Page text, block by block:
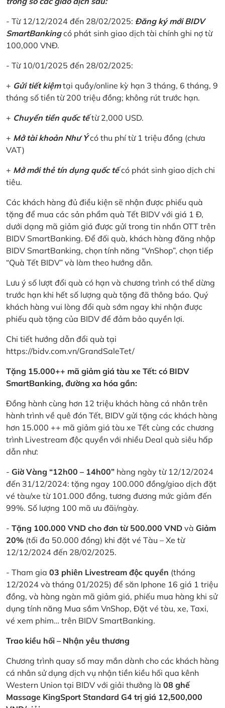
- Từ 12/12/2024 đến 28/02/2025: Đăng ký mới BIDV
SmartBankingcó phát sinh giao dịch tài chính ghi nợ từ
100,000 VNĐ.
- Từ 10/01/2025 đến 28/02/2025:
+ Gửi tiết kiệmtại quầy/online kỳ hạn 3 tháng, 6 tháng, 9
tháng số tiền từ 200 triệu đồng; không rút trước hạn.
+ Chuyển tiền quốc tếtừ 2,000 USD.
+ Mở tài khoản Như Ýcó thu phí từ 1 triệu đồng (chưa
VAT)
+ Mở mới thẻ tín dụng quốc tếcó phát sinh giao dịch chi
tiêu.
Các khách hàng đủ điều kiện sẽ nhận được phiếu quà
tặng để mua các sản phẩm quà Tết BIDV với giá 1 Đ,
dưới dạng mã giảm giá được gửi trong tin nhắn OTT trên
BIDV SmartBanking. Để đối quà, khách hàng đăng nhập
BIDV SmartBanking, chọn tính năng “VnShop”, chọn tiếp
“Quà Tết BIDV” và làm theo hướng dẫn.
Lưu ý số lượt đổi quà có hạn và chương trình có thể dừng
trước hạn khi hết số lượng quà tặng đã thông báo. Quý
khách hàng vui lòng đổi quà sớm ngay khi nhận được
phiếu quà tặng của BIDV để đảm bảo quyền lợi.
Chi tiết hướng dẫn đổi quà tại
https://bidv.com.vn/GrandSaleTet/
Tặng 15.000++ mã giảm giá tàu xe Tết: có BIDV
SmartBanking, đường xa hóa gần:
Đồng hành cùng hơn 12 triệu khách hàng cá nhân trên
hành trình về quê đón Tết, BIDV gửi tặng các khách hàng
hơn 15.000 ++ mã giảm giá tàu xe Tết cùng các chương
trình Livestream độc quyền với nhiều Deal quà siêu hấp
dẫn như:
- Giờ Vàng “12h00 – 14h00” hàng ngày từ 12/12/2024
đến 31/12/2024: tặng ngay 100.000 đồng/giao dịch đặt
vé tàu/xe từ 101.000 đồng, tương đương mức giảm đến
99%. Số lượng 100 mã ưu đãi/ngày.
- Tặng 100.000 VND cho đơn từ 500.000 VND và Giảm
20% (tối đa 50.000 đồng) khi đặt vé Tàu – Xe từ
12/12/2024 đến 28/02/2025.
- Tham gia 03 phiên Livestream độc quyền (tháng
12/2024 và tháng 01/2025) để săn Iphone 16 giá 1 triệu
đồng, và hàng ngàn mã giảm giá, phiếu mua hàng khi sử
dụng tính năng Mua sắm VnShop, Đặt vé tàu, xe, Taxi,
vé xem phim… trên BIDV SmartBanking.
Trao kiều hối – Nhận yêu thương
Chương trình quay số may mắn dành cho các khách hàng
cá nhân sử dụng dịch vụ nhận tiền kiều hối qua kênh
Western Union tại BIDV với giải thưởng là 08 ghế
Massage KingSport Standard G4 trị giá 12,500,000